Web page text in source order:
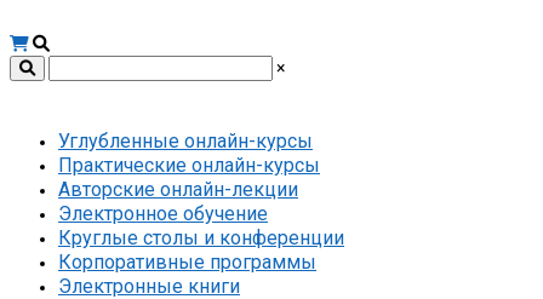
×
Углубленные онлайн-курсы
Практические онлайн-курсы
Авторские онлайн-лекции
Электронное обучение
Круглые столы и конференции
Корпоративные программы
Электронные книги